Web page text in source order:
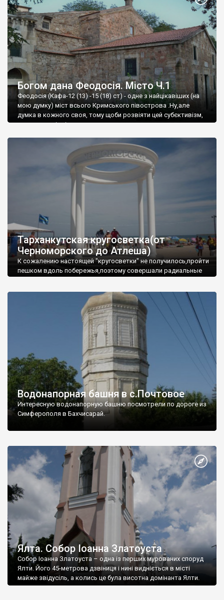
Богом дана Феодосія. Місто Ч.1
Феодосія (Кафа-12 (13) -15 (18) ст) - одне з найцікавіших (на
мою думку) міст всього Кримського півострова .Ну,але
думка в кожного своя, тому щоби розвіяти цей субєктивізм,
запрошую відвідати це
Тарханкутская кругосветка(от
Черноморского до Атлеша)
К сожалению настоящей "кругосветки" не получилось,пройти
пешком вдоль побережья,поэтому совершали радиальные
Водонапорная башня в с.Почтовое
Интересную водонапорную башню посмотрели по дороге из
Симферополя в Бахчисарай.
Ялта. Собор Іоанна Златоуста
Собор Іоанна Златоуста – одна із перших мурованих споруд
Ялти. Його 45-метрова дзвіниця і нині видніється в місті
майже звідусіль, а колись це була висотна домінанта Ялти.